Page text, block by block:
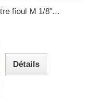
fioul M 1/8"...
Détails